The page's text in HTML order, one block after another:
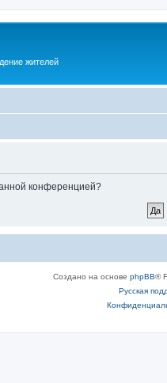
жителей
конференцией?
Создано на основе phpBB®
Русская